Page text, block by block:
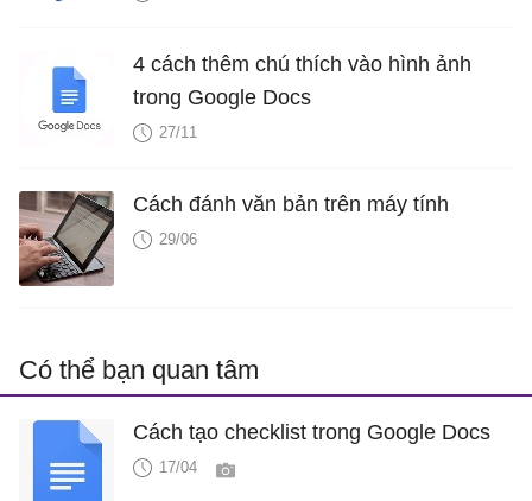
4 cách thêm chú thích vào hình ảnh
trong Google Docs
27/11
Cách đánh văn bản trên máy tính
29/06
Có thể bạn quan tâm
Cách tạo checklist trong Google Docs
17/04